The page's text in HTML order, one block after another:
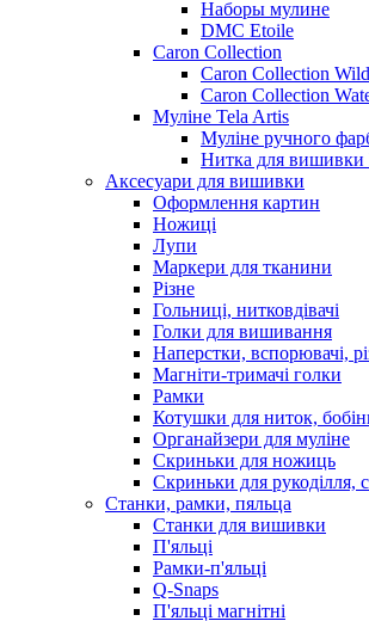
Наборы мулине
DMC Etoile
Caron Collection
Caron Collection
Caron Collection
Муліне Tela Artis
Муліне ручного
Нитка для вишивки
Аксесуари для вишивки
Оформлення картин
Ножиці
Лупи
Маркери для тканини
Різне
Гольниці, нитковдівачі
Голки для вишивання
Наперстки, вспорювачі,
Магніти-тримачі голки
Рамки
Котушки для ниток,
Органайзери для муліне
Скриньки для ножиць
Скриньки для рукоділля,
Станки, рамки, пяльца
Станки для вишивки
П'яльці
Рамки-п'яльці
Q-Snaps
П'яльці магнітні